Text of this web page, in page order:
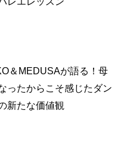
＆MEDUSAが語る！母
ったからこそ感じたダン
新たな価値観